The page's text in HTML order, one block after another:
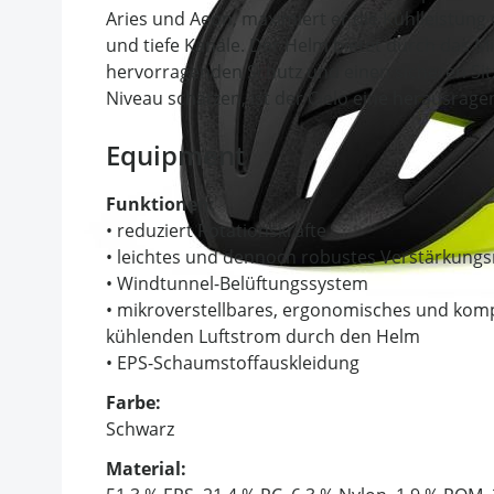
Aries und Aeon, maximiert er die
und tiefe Kanäle. Der Helm bietet durch das
hervorragenden Schutz und einen sicheren
Niveau schätzen, ist der Cielo eine
Equipment
Funktionen:
• reduziert Rotationskräfte
• leichtes und dennoch robustes
• Windtunnel-Belüftungssystem
• mikroverstellbares, ergonomisches und
kühlenden Luftstrom durch den Helm
• EPS-Schaumstoffauskleidung
Farbe:
Schwarz
Material: